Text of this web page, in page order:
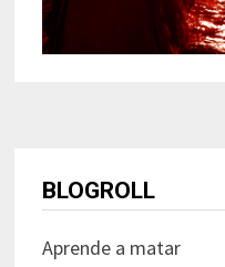
BLOGROLL
Aprende a matar